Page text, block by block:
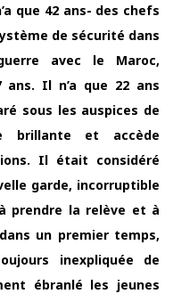
que 42 ans- des chefs
de sécurité dans
avec le Maroc,
ans. Il n’a que 22 ans
sous les auspices de
brillante et accède
Il était considéré
garde, incorruptible
prendre la relève et à
un premier temps,
inexpliquée de
ébranlé les jeunes